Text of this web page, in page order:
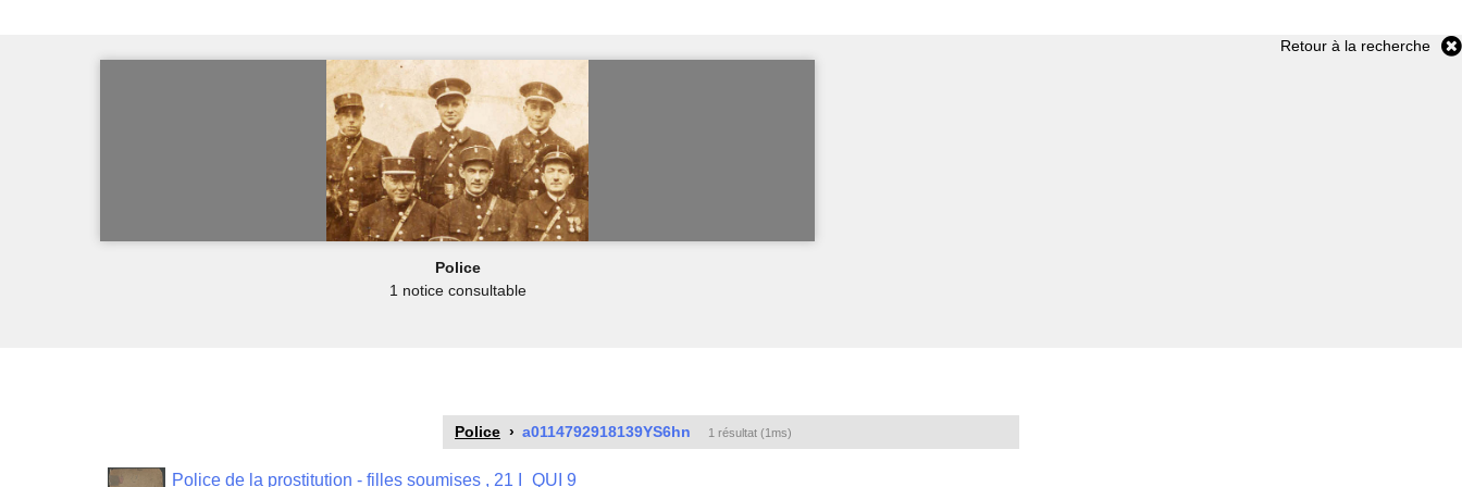
Retour à la recherche
Police
1 notice consultable
Police a0114792918139YS6hn 1 résultat (1ms)
Police de la prostitution - filles soumises , 21 I_QUI 9